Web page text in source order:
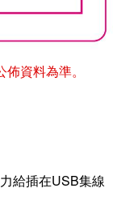
資料為準。
給插在USB集線